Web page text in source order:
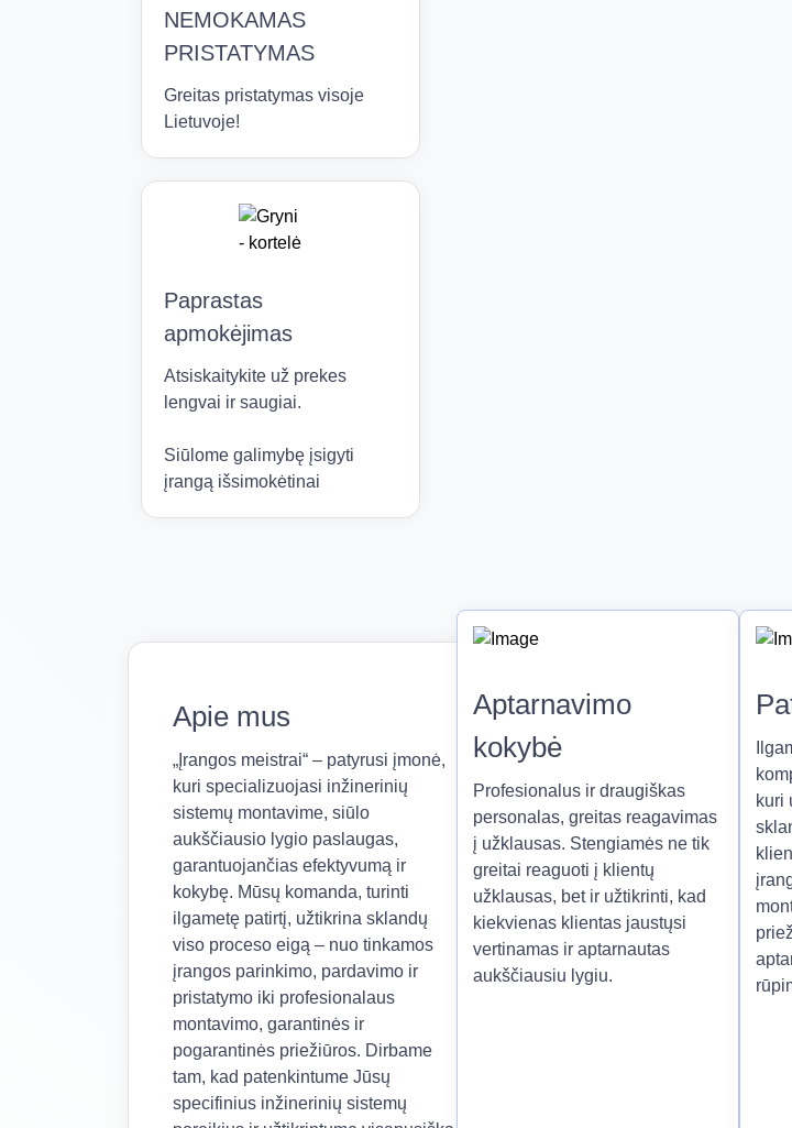
NEMOKAMAS
PRISTATYMAS
Greitas pristatymas visoje
Lietuvoje!
Paprastas
apmokėjimas
Atsiskaitykite už prekes
lengvai ir saugiai.
Siūlome galimybę įsigyti
įrangą išsimokėtinai
Apie mus
„Įrangos meistrai“ – patyrusi įmonė,
kuri specializuojasi inžinerinių
sistemų montavime, siūlo
aukščiausio lygio paslaugas,
garantuojančias efektyvumą ir
kokybę. Mūsų komanda, turinti
ilgametę patirtį, užtikrina sklandų
viso proceso eigą – nuo tinkamos
įrangos parinkimo, pardavimo ir
pristatymo iki profesionalaus
montavimo, garantinės ir
pogarantinės priežiūros. Dirbame
tam, kad patenkintume Jūsų
specifinius inžinerinių sistemų
Aptarnavimo
kokybė
Profesionalus ir draugiškas
personalas, greitas reagavimas
į užklausas. Stengiamės ne tik
greitai reaguoti į klientų
užklausas, bet ir užtikrinti, kad
kiekvienas klientas jaustųsi
vertinamas ir aptarnautas
aukščiausiu lygiu.
kuri